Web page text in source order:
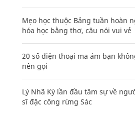
Mẹo học thuộc Bảng tuần hoàn
hóa học bằng thơ, câu nói vui vẻ
20 số điện thoại ma ám bạn
nên gọi
Lý Nhã Kỳ lần đầu tâm sự về
sĩ đặc công rừng Sác